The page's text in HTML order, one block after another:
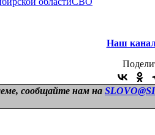
Наш
сообщайте нам на